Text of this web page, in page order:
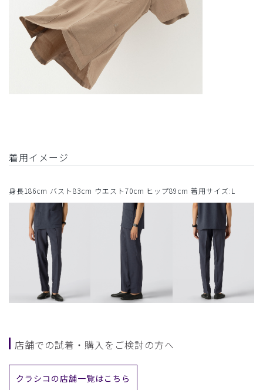
着用イメージ
身長186cm バスト83cm ウエスト70cm ヒップ89cm 着用サイズ:L
店舗での試着・購入をご検討の方へ
クラシコの店舗一覧はこちら